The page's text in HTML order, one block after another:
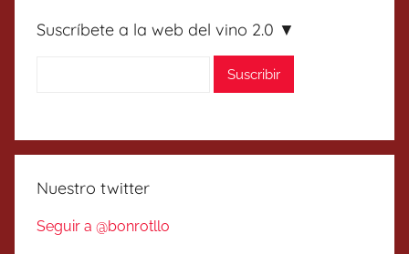
Suscríbete a la web del vino 2.0 ▼
Nuestro twitter
Seguir a @bonrotllo